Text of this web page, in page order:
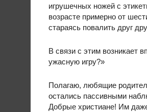
игрушечных ножей с
возрасте примерно от
стараясь повалить друг
В связи с этим возникает
ужасную игру?»
Полагаю, любящие
остались пассивными
Добрые христиане! Им